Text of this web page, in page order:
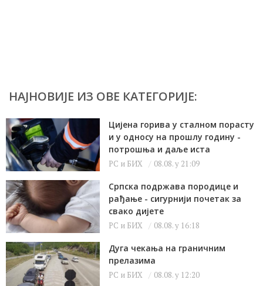
НАЈНОВИЈЕ ИЗ ОВЕ КАТЕГОРИЈЕ:
Цијена горива у сталном порасту
и у односу на прошлу годину -
потрошња и даље иста
РС и БИХ 08.08. у 21:09
Српска подржава породице и
рађање - сигурнији почетак за
свако дијете
РС и БИХ 08.08. у 16:18
Дуга чекања на граничним
прелазима
РС и БИХ 08.08. у 12:20